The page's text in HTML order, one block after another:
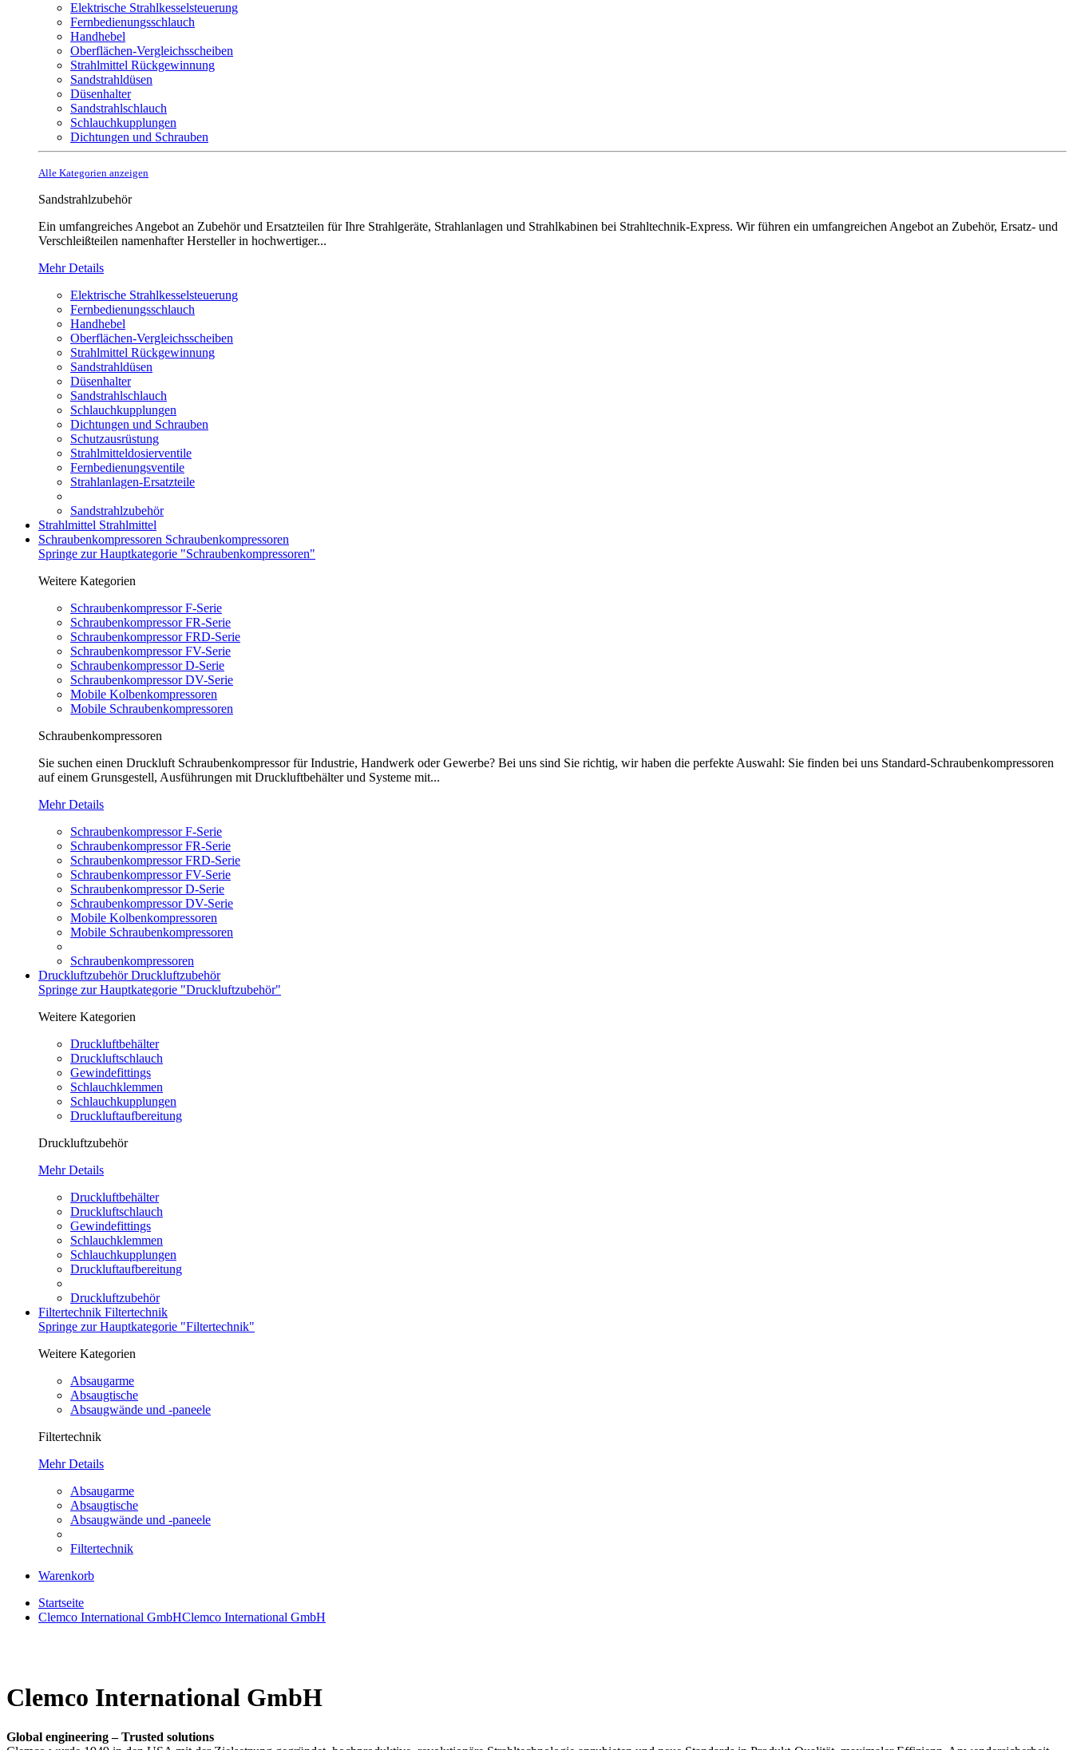
Elektrische Strahlkesselsteuerung
Fernbedienungsschlauch
Handhebel
Oberflächen-Vergleichsscheiben
Strahlmittel Rückgewinnung
Sandstrahldüsen
Düsenhalter
Sandstrahlschlauch
Schlauchkupplungen
Dichtungen und Schrauben
Alle Kategorien anzeigen
Sandstrahlzubehör
Ein umfangreiches Angebot an Zubehör und Ersatzteilen für Ihre Strahlgeräte, Strahlanlagen und Strahlkabinen bei Strahltechnik-Express. Wir führen ein umfangreichen Angebot an Zubehör, Ersatz- und
Verschleißteilen namenhafter Hersteller in hochwertiger...
Mehr Details
Elektrische Strahlkesselsteuerung
Fernbedienungsschlauch
Handhebel
Oberflächen-Vergleichsscheiben
Strahlmittel Rückgewinnung
Sandstrahldüsen
Düsenhalter
Sandstrahlschlauch
Schlauchkupplungen
Dichtungen und Schrauben
Schutzausrüstung
Strahlmitteldosierventile
Fernbedienungsventile
Strahlanlagen-Ersatzteile
Sandstrahlzubehör
Strahlmittel Strahlmittel
Schraubenkompressoren Schraubenkompressoren
Springe zur Hauptkategorie "Schraubenkompressoren"
Weitere Kategorien
Schraubenkompressor F-Serie
Schraubenkompressor FR-Serie
Schraubenkompressor FRD-Serie
Schraubenkompressor FV-Serie
Schraubenkompressor D-Serie
Schraubenkompressor DV-Serie
Mobile Kolbenkompressoren
Mobile Schraubenkompressoren
Schraubenkompressoren
Sie suchen einen Druckluft Schraubenkompressor für Industrie, Handwerk oder Gewerbe? Bei uns sind Sie richtig, wir haben die perfekte Auswahl: Sie finden bei uns Standard-Schraubenkompressoren
auf einem Grunsgestell, Ausführungen mit Druckluftbehälter und Systeme mit...
Mehr Details
Schraubenkompressor F-Serie
Schraubenkompressor FR-Serie
Schraubenkompressor FRD-Serie
Schraubenkompressor FV-Serie
Schraubenkompressor D-Serie
Schraubenkompressor DV-Serie
Mobile Kolbenkompressoren
Mobile Schraubenkompressoren
Schraubenkompressoren
DruckluftzubehörDruckluftzubehör
Springe zur Hauptkategorie "Druckluftzubehör"
Weitere Kategorien
Druckluftbehälter
Druckluftschlauch
Gewindefittings
Schlauchklemmen
Schlauchkupplungen
Druckluftaufbereitung
Druckluftzubehör
Mehr Details
Druckluftbehälter
Druckluftschlauch
Gewindefittings
Schlauchklemmen
Schlauchkupplungen
Druckluftaufbereitung
Druckluftzubehör
Filtertechnik Filtertechnik
Springe zur Hauptkategorie "Filtertechnik"
Weitere Kategorien
Absaugarme
Absaugtische
Absaugwände und -paneele
Filtertechnik
Mehr Details
Absaugarme
Absaugtische
Absaugwände und -paneele
Filtertechnik
Warenkorb
Startseite
Clemco International GmbHClemco International GmbH
Clemco International GmbH
Global engineering – Trusted solutions